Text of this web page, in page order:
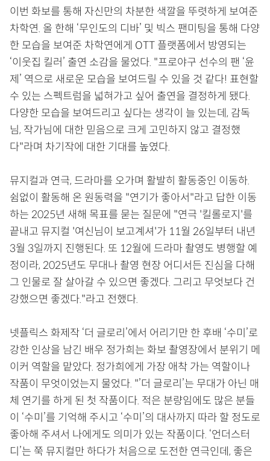
이번 화보를 통해 자신만의 차분한 색깔을 뚜렷하게 보여준
차학연. 올 한해 ‘무인도의 디바’ 및 빅스 팬미팅을 통해 다양
한 모습을 보여준 차학연에게 OTT 플랫폼에서 방영되는
‘이웃집 킬러’ 출연 소감을 물었다. "프로야구 선수의 팬 ‘윤
제’ 역으로 새로운 모습을 보여드릴 수 있을 것 같다! 표현할
수 있는 스펙트럼을 넓혀가고 싶어 출연을 결정하게 됐다.
다양한 모습을 보여드리고 싶다는 생각이 늘 있는데, 감독
님, 작가님에 대한 믿음으로 크게 고민하지 않고 결정했
다"라며 차기작에 대한 기대를 높였다.
뮤지컬과 연극, 드라마를 오가며 활발히 활동중인 이동하.
쉼없이 활동해 온 원동력을 "연기가 좋아서"라고 답한 이동
하는 2025년 새해 목표를 묻는 질문에 "연극 '킬롤로지'를
끝내고 뮤지컬 '여신님이 보고계셔'가 11월 26일부터 내년
3월 3일까지 진행된다. 또 12월에 드라마 촬영도 병행할 예
정이라, 2025년도 무대나 촬영 현장 어디서든 진심을 다해
그 인물로 잘 살아갈 수 있으면 좋겠다. 그리고 무엇보다 건
강했으면 좋겠다."라고 전했다.
넷플릭스 화제작 ‘더 글로리’에서 어리기만 한 후배 ‘수미’로
강한 인상을 남긴 배우 정가희는 화보 촬영장에서 분위기 메
이커 역할을 맡았다. 정가희에게 가장 애착 가는 역할이나
작품이 무엇이었는지 물었다. "’더 글로리’는 무대가 아닌 매
체 연기를 하게 된 첫 작품이다. 적은 분량임에도 많은 분들
이 ‘수미’를 기억해 주시고 ‘수미’의 대사까지 따라 할 정도로
좋아해 주셔서 나에게도 의미가 있는 작품이다. ‘언더스터
디’는 쭉 뮤지컬만 하다가 처음으로 도전한 연극인데, 좋은